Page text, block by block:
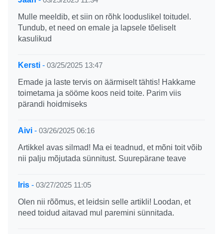
Mulle meeldib, et siin on rõhk looduslikel toitudel.
Tundub, et need on emale ja lapsele tõeliselt
kasulikud
Kersti - 03/25/2025 13:47
Emade ja laste tervis on äärmiselt tähtis! Hakkame
toimetama ja sööme koos neid toite. Parim viis
pärandi hoidmiseks
Aivi - 03/26/2025 06:16
Artikkel avas silmad! Ma ei teadnud, et mõni toit võib
nii palju mõjutada sünnitust. Suurepärane teave
Iris - 03/27/2025 11:05
Olen nii rõõmus, et leidsin selle artikli! Loodan, et
need toidud aitavad mul paremini sünnitada.